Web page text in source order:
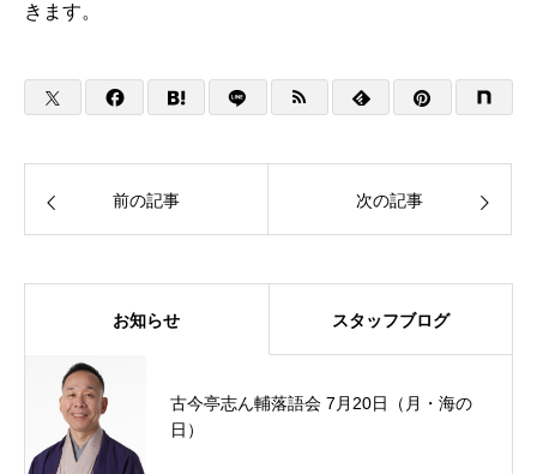
きます。
前の記事 次の記事
お知らせ スタッフブログ
古今亭志ん輔落語会 7月20日（月・海の
日）
夏の夕暮れ時